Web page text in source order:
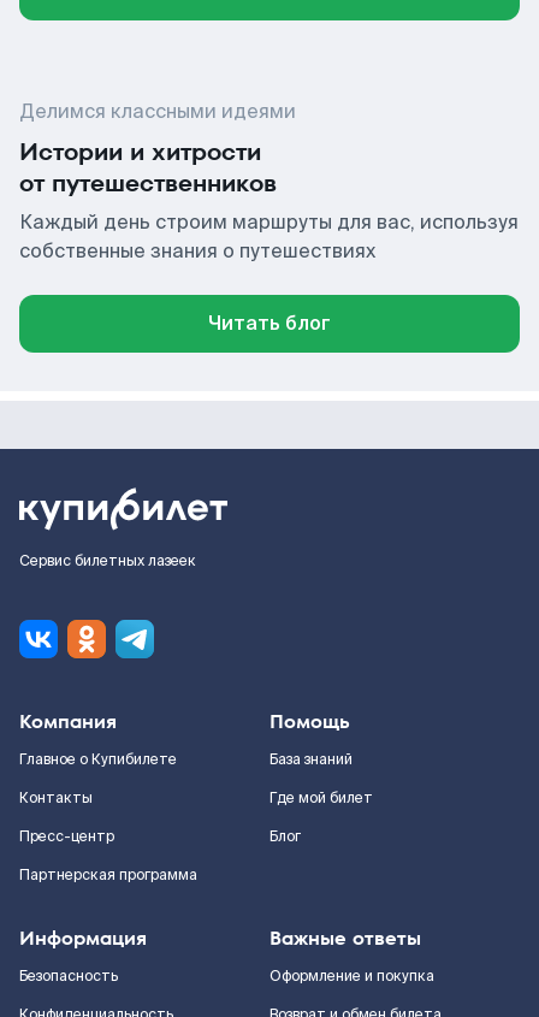
Делимся классными идеями
Истории и хитрости
от путешественников
Каждый день строим маршруты для вас, используя
собственные знания о путешествиях
Читать блог
Сервис билетных лазеек
Компания
Главное о Купибилете
Контакты
Пресс-центр
Партнерская программа
Помощь
База знаний
Где мой билет
Блог
Информация
Безопасность
Важные ответы
Оформление и покупка